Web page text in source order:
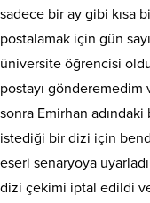
sadece bir ay gibi kısa
postalamak için gün
üniversite öğrencisi
postayı gönderemedim
sonra Emirhan adındaki
istediği bir dizi için
eseri senaryoya
dizi çekimi iptal edildi